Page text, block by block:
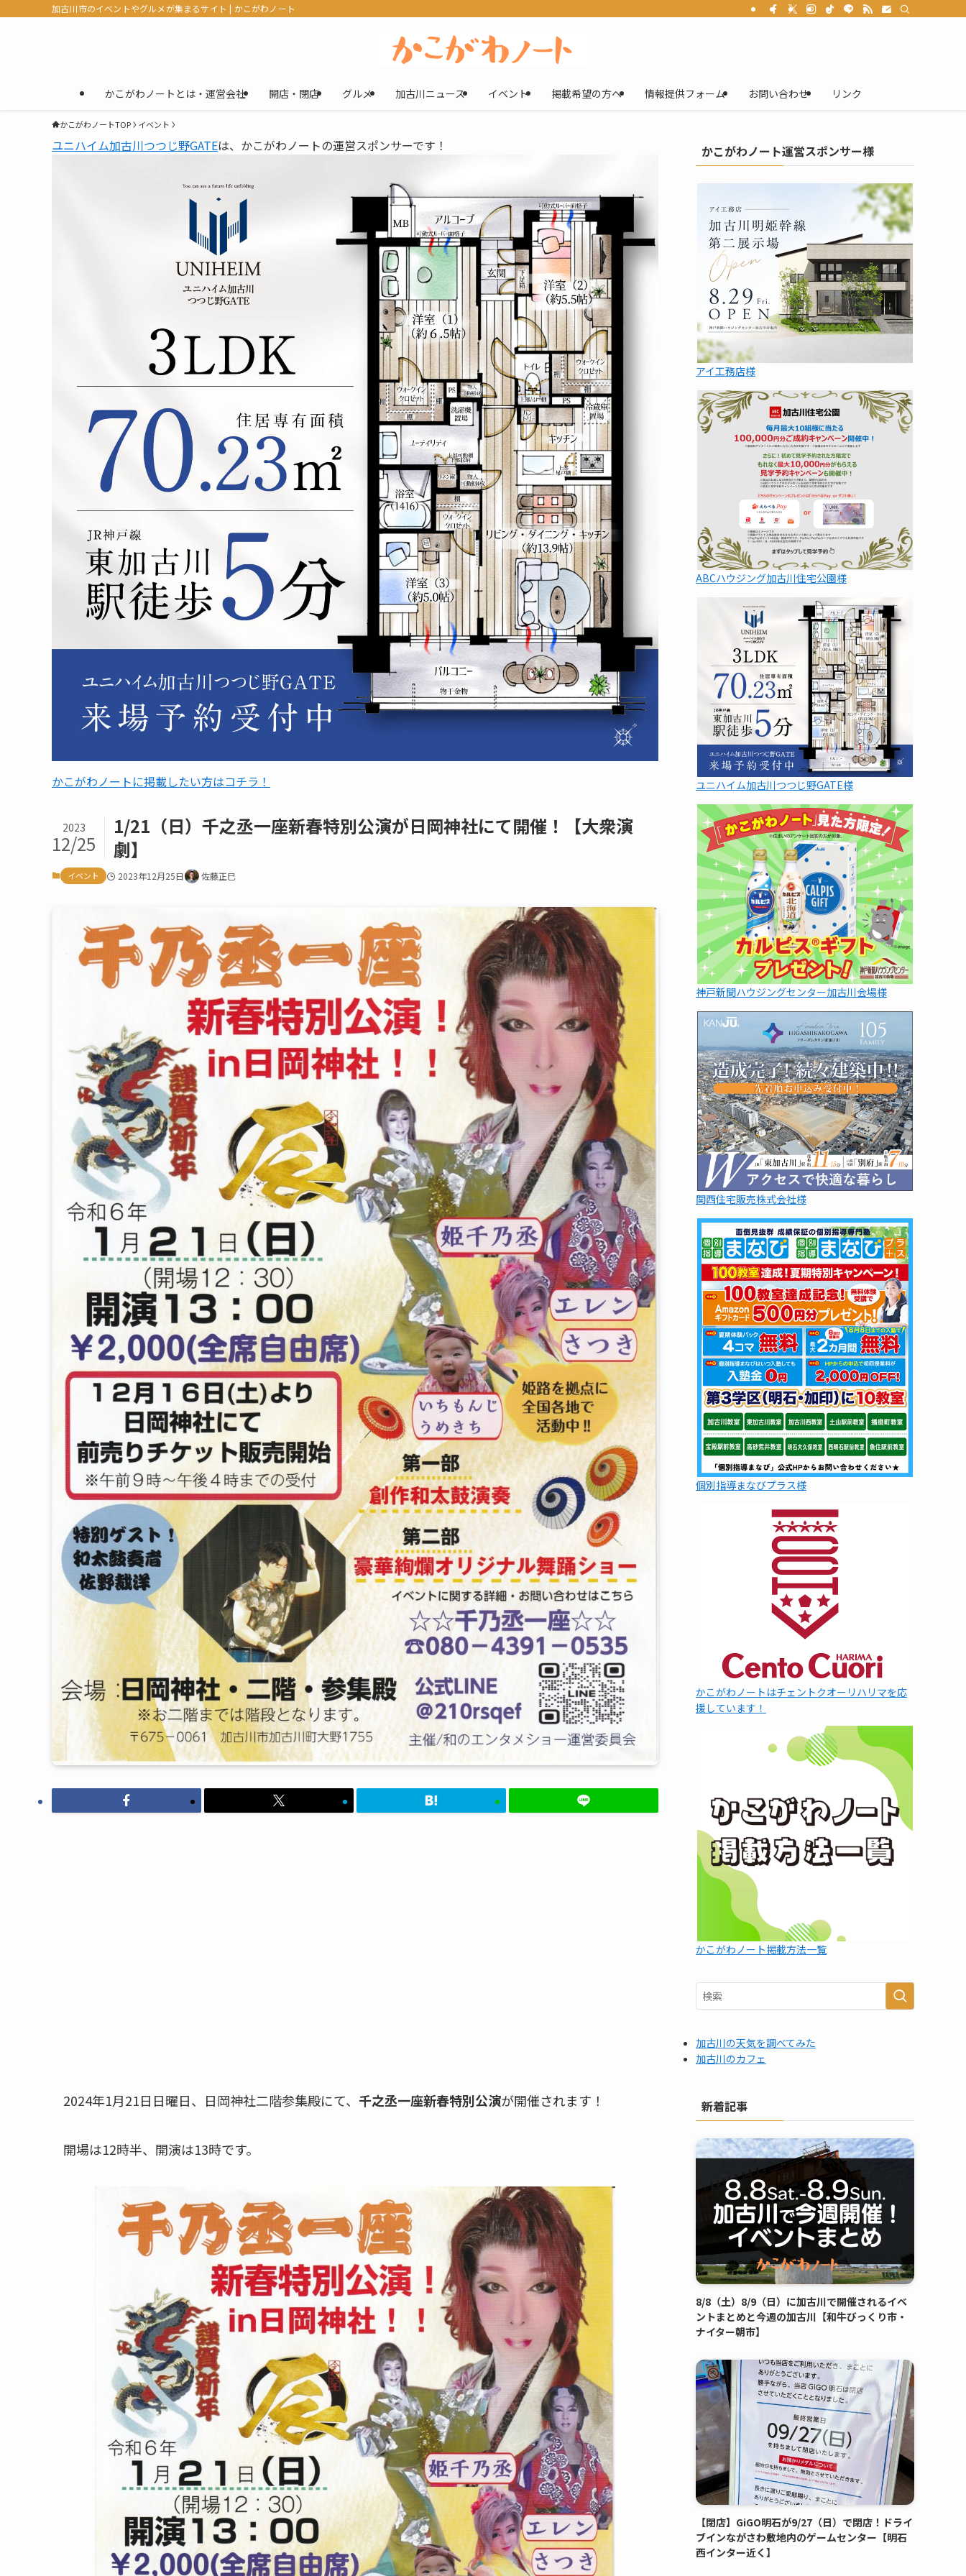
加古川市のイベントやグルメが集まるサイト | かこがわノート
かこがわノートとは・運営会社 開店・閉店 グルメ 加古川ニュース イベント 掲載希望の方へ 情報提供フォーム お問い合わせ リンク
かこがわノートTOP イベント
ユニハイム加古川つつじ野GATEは、かこがわノートの運営スポンサーです！
かこがわノートに掲載したい方はコチラ！
1/21（日）千之丞一座新春特別公演が日岡神社にて開催！【大衆演
劇】
2023
12/25
イベント 2023年12月25日 佐藤正巳
2024年1月21日日曜日、日岡神社二階参集殿にて、 千之丞一座新春特別公演が開催されます！
開場は12時半、開演は13時です。
かこがわノート運営スポンサー様
アイ工務店様
ABCハウジング加古川住宅公園様
ユニハイム加古川つつじ野GATE様
神戸新聞ハウジングセンター加古川会場様
関西住宅販売株式会社様
個別指導まなびプラス様
かこがわノートはチェントクオーリハリマを応
援しています！
かこがわノート掲載方法一覧
加古川の天気を調べてみた
加古川のカフェ
新着記事
8/8（土）8/9（日）に加古川で開催されるイベ
ントまとめと今週の加古川【和牛びっくり市・
ナイター朝市】
【閉店】GiGO明石が9/27（日）で閉店！ドライ
ブインながさわ敷地内のゲームセンター【明石
西インター近く】